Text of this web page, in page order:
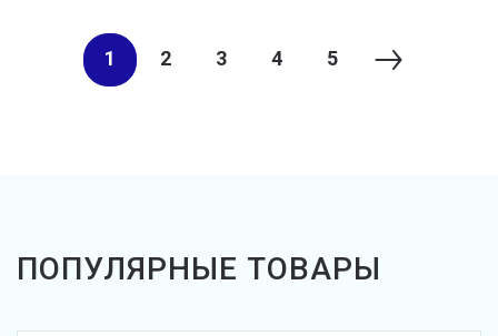
1 2 3 4 5
ПОПУЛЯРНЫЕ ТОВАРЫ